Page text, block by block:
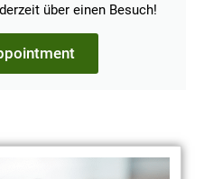
über einen Besuch!